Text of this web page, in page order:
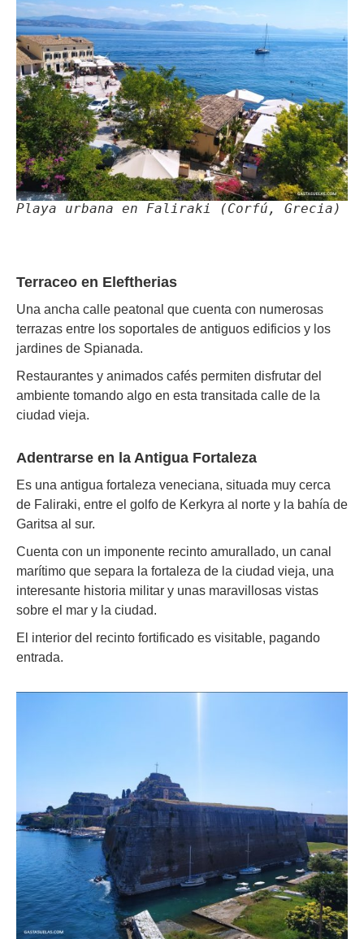
Playa urbana en Faliraki (Corfú, Grecia)
Terraceo en Eleftherias
Una ancha calle peatonal que cuenta con numerosas
terrazas entre los soportales de antiguos edificios y los
jardines de Spianada.
Restaurantes y animados cafés permiten disfrutar del
ambiente tomando algo en esta transitada calle de la
ciudad vieja.
Adentrarse en la Antigua Fortaleza
Es una antigua fortaleza veneciana, situada muy cerca
de Faliraki, entre el golfo de Kerkyra al norte y la bahía de
Garitsa al sur.
Cuenta con un imponente recinto amurallado, un canal
marítimo que separa la fortaleza de la ciudad vieja, una
interesante historia militar y unas maravillosas vistas
sobre el mar y la ciudad.
El interior del recinto fortificado es visitable, pagando
entrada.